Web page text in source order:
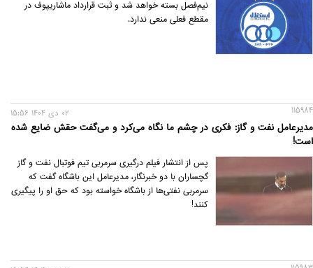
نیم‌فصل بسته خواهد شد و ثبت قرارداد ماشاریپوف در
مقطع فعلی منعی ندارد.
115984
مدیرعامل نفت و گاز: فکری در چشم ما نگاه می‌کرد و می‌گفت حقش ضایع شده
است!
02 دی 1404 15:56
پس از انتشار فیلم درگیری سرمربی تیم فوتبال نفت و گاز
گچساران با دو خبرنگار، مدیرعامل این باشگاه گفت که
سرمربی نفتی‌ها از باشگاه خواسته بود که حق او را پیگیری
کنند!